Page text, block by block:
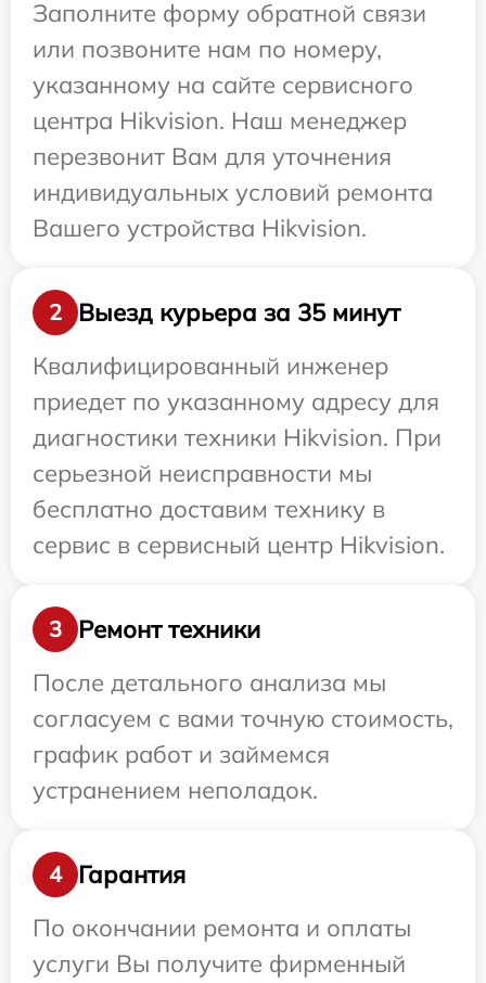
Заполните форму обратной связи
или позвоните нам по номеру,
указанному на сайте сервисного
центра Hikvision. Наш менеджер
перезвонит Вам для уточнения
индивидуальных условий ремонта
Вашего устройства Hikvision.
2
Выезд курьера за 35 минут
Квалифицированный инженер
приедет по указанному адресу для
диагностики техники Hikvision. При
серьезной неисправности мы
бесплатно доставим технику в
сервис в сервисный центр Hikvision.
3
Ремонт техники
После детального анализа мы
согласуем с вами точную стоимость,
график работ и займемся
устранением неполадок.
4
Гарантия
По окончании ремонта и оплаты
услуги Вы получите фирменный